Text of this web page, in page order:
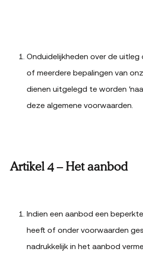
Onduidelijkheden over de uitleg
of meerdere bepalingen van
dienen uitgelegd te worden
deze algemene voorwaarden.
Artikel 4 – Het aanbod
Indien een aanbod een
heeft of onder voorwaarden
nadrukkelijk in het aanbod